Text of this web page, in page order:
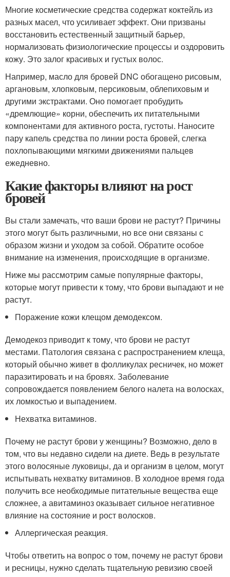
Многие косметические средства содержат коктейль из
разных масел, что усиливает эффект. Они призваны
восстановить естественный защитный барьер,
нормализовать физиологические процессы и оздоровить
кожу. Это залог красивых и густых волос.
Например, масло для бровей DNC обогащено рисовым,
аргановым, хлопковым, персиковым, облепиховым и
другими экстрактами. Оно помогает пробудить
«дремлющие» корни, обеспечить их питательными
компонентами для активного роста, густоты. Наносите
пару капель средства по линии роста бровей, слегка
похлопывающими мягкими движениями пальцев
ежедневно.
Какие факторы влияют на рост
бровей
Вы стали замечать, что ваши брови не растут? Причины
этого могут быть различными, но все они связаны с
образом жизни и уходом за собой. Обратите особое
внимание на изменения, происходящие в организме.
Ниже мы рассмотрим самые популярные факторы,
которые могут привести к тому, что брови выпадают и не
растут.
Поражение кожи клещом демодексом.
Демодекоз приводит к тому, что брови не растут
местами. Патология связана с распространением клеща,
который обычно живет в фолликулах ресничек, но может
паразитировать и на бровях. Заболевание
сопровождается появлением белого налета на волосках,
их ломкостью и выпадением.
Нехватка витаминов.
Почему не растут брови у женщины? Возможно, дело в
том, что вы недавно сидели на диете. Ведь в результате
этого волосяные луковицы, да и организм в целом, могут
испытывать нехватку витаминов. В холодное время года
получить все необходимые питательные вещества еще
сложнее, а авитаминоз оказывает сильное негативное
влияние на состояние и рост волосков.
Аллергическая реакция.
Чтобы ответить на вопрос о том, почему не растут брови
и ресницы, нужно сделать тщательную ревизию своей